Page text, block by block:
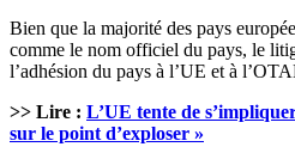
Bien que la majorité des pays
comme le nom officiel du pays, le
l’adhésion du pays à l’UE et à
>> Lire : L’UE tente de
sur le point d’exploser »